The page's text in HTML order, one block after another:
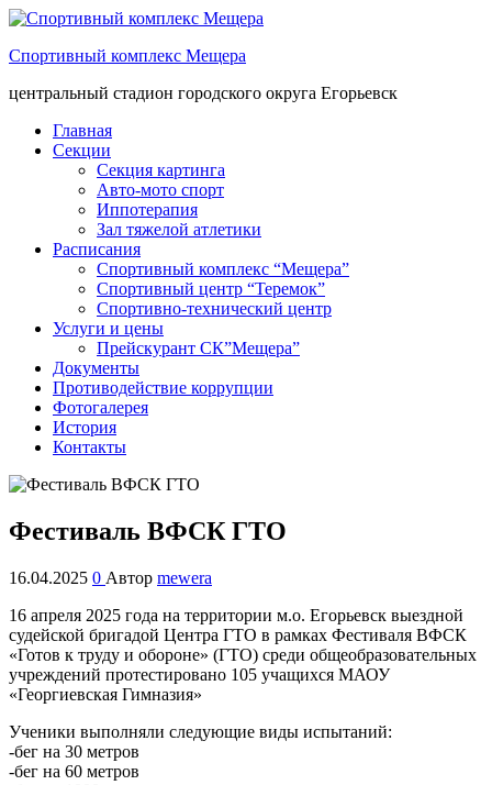
Спортивный комплекс Мещера
центральный стадион городского округа Егорьевск
Главная
Секции
Секция картинга
Авто-мото спорт
Иппотерапия
Зал тяжелой атлетики
Расписания
Спортивный комплекс “Мещера”
Спортивный центр “Теремок”
Спортивно-технический центр
Услуги и цены
Прейскурант СК”Мещера”
Документы
Противодействие коррупции
Фотогалерея
История
Контакты
Фестиваль ВФСК ГТО
16.04.2025 0 Автор mewera
16 апреля 2025 года на территории м.о. Егорьевск выездной
судейской бригадой Центра ГТО в рамках Фестиваля ВФСК
«Готов к труду и обороне» (ГТО) среди общеобразовательных
учреждений протестировано 105 учащихся МАОУ
«Георгиевская Гимназия»
Ученики выполняли следующие виды испытаний:
-бег на 30 метров
-бег на 60 метров